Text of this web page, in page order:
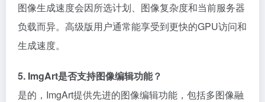
图像生成速度会因所选计划、图像复杂度和当前服务器
负载而异。高级版用户通常能享受到更快的GPU访问和
生成速度。
5. ImgArt是否支持图像编辑功能？
是的，ImgArt提供先进的图像编辑功能，包括多图像融